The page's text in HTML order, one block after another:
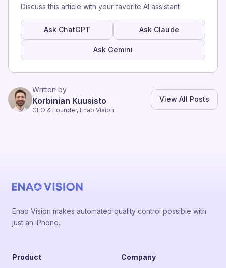
Discuss this article with your favorite AI assistant
Ask ChatGPT Ask Claude
Ask Gemini
Written by
Korbinian Kuusisto
CEO & Founder, Enao Vision
View All Posts
Enao Vision makes automated quality control possible with
just an iPhone.
Product Company